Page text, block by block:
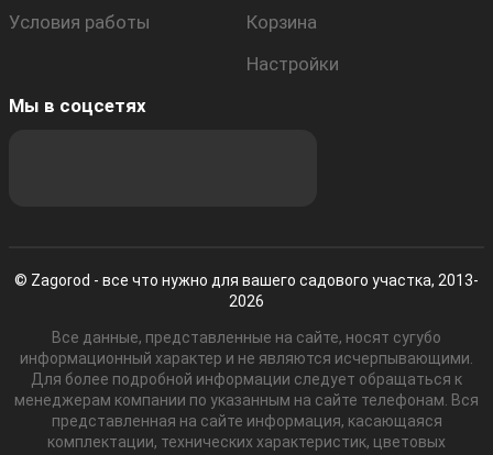
Условия работы
Корзина
Настройки
Мы в соцсетях
© Zagorod - все что нужно для вашего садового участка, 2013-
2026
Все данные, представленные на сайте, носят сугубо
информационный характер и не являются исчерпывающими.
Для более подробной информации следует обращаться к
менеджерам компании по указанным на сайте телефонам. Вся
представленная на сайте информация, касающаяся
комплектации, технических характеристик, цветовых